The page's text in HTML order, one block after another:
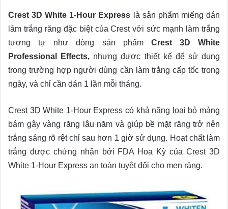
Crest 3D White 1-Hour Express là sản phẩm miếng dán
làm trắng răng đặc biệt của Crest với sức mạnh làm trắng
tương tự như dòng sản phẩm Crest 3D White
Professional Effects, nhưng được thiết kế để sử dụng
trong trường hợp người dùng cần làm trắng cấp tốc trong
ngày, và chỉ cần dán 1 lần mỗi tháng.
Crest 3D White 1-Hour Express có khả năng loại bỏ mảng
bám gây vàng răng lâu năm và giúp bề mặt răng trở nên
trắng sáng rõ rệt chỉ sau hơn 1 giờ sử dụng. Hoạt chất làm
trắng được chứng nhận bởi FDA Hoa Kỳ của Crest 3D
White 1-Hour Express an toàn tuyệt đối cho men răng.